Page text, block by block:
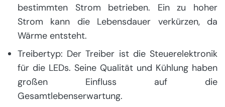
bestimmten Strom betrieben. Ein zu hoher
Strom kann die Lebensdauer verkürzen, da
Wärme entsteht.
Treibertyp: Der Treiber ist die Steuerelektronik
für die LEDs. Seine Qualität und Kühlung haben
großen Einfluss auf die
Gesamtlebenserwartung.